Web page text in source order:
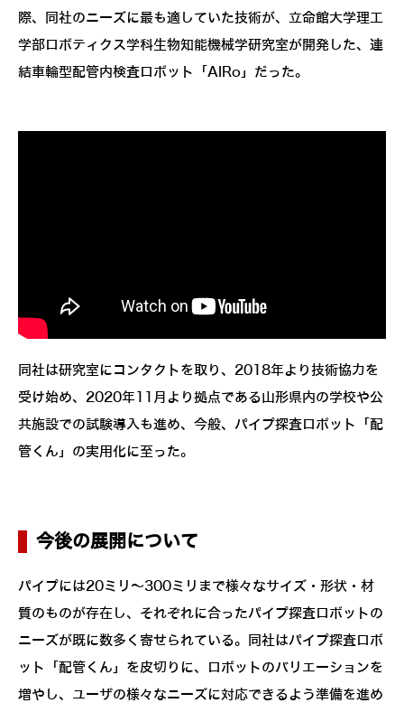
際、同社のニーズに最も適していた技術が、立命館大学理工
学部ロボティクス学科生物知能機械学研究室が開発した、連
結車輪型配管内検査ロボット「AIRo」だった。
同社は研究室にコンタクトを取り、2018年より技術協力を
受け始め、2020年11月より拠点である山形県内の学校や公
共施設での試験導入も進め、今般、パイプ探査ロボット「配
管くん」の実用化に至った。
今後の展開について
パイプには20ミリ～300ミリまで様々なサイズ・形状・材
質のものが存在し、それぞれに合ったパイプ探査ロボットの
ニーズが既に数多く寄せられている。同社はパイプ探査ロボ
ット「配管くん」を皮切りに、ロボットのバリエーションを
増やし、ユーザの様々なニーズに対応できるよう準備を進め